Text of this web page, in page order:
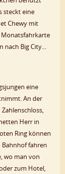
steckt eine
Chewy mit
Monatsfahrkarte
nach Big City...
eine
An der
Herr in
Ring können
fahren
wo man von
zum Hotel,